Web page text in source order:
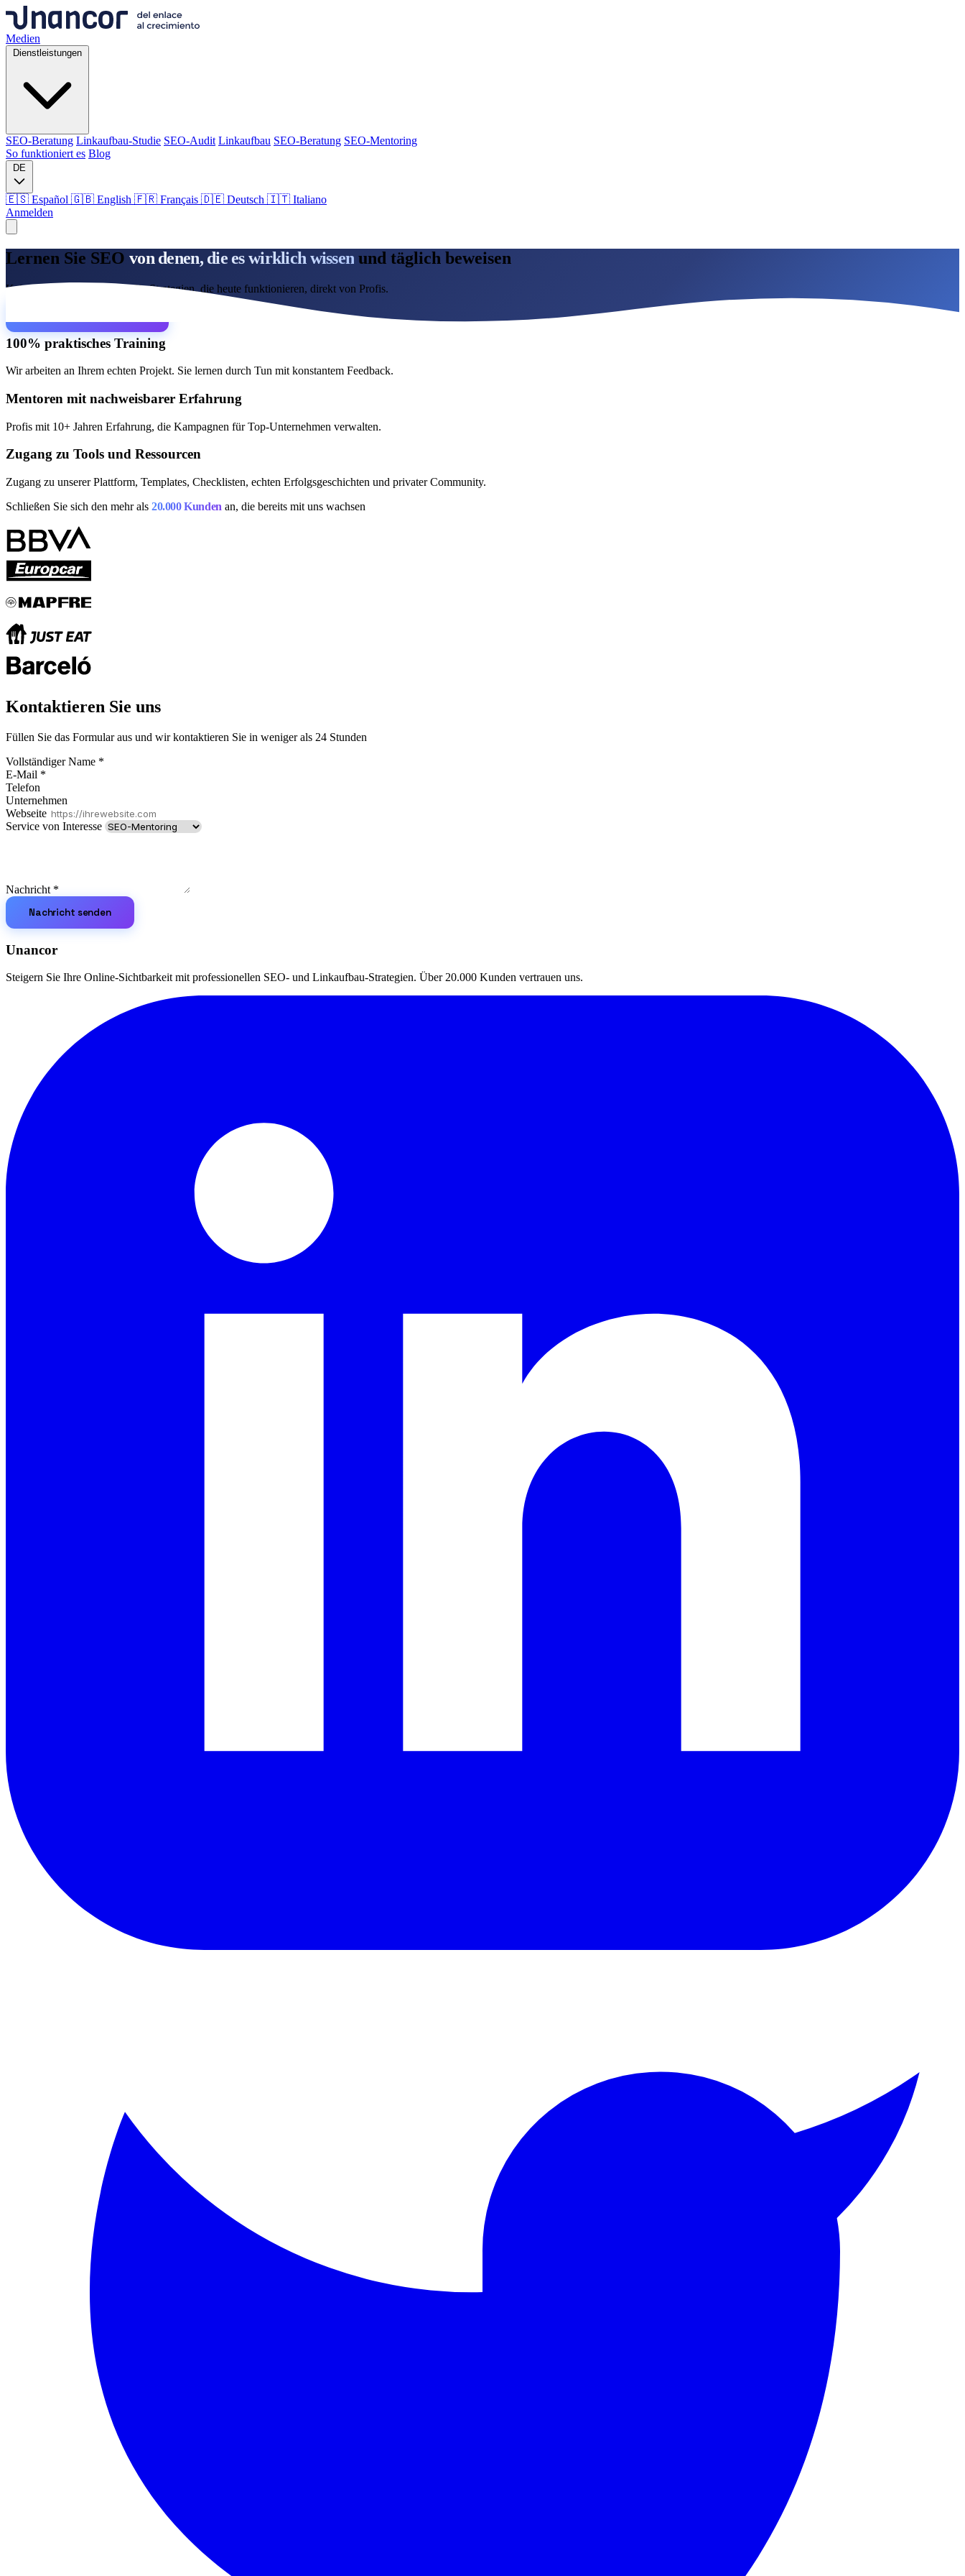
Medien
Dienstleistungen
SEO-Beratung Linkaufbau-Studie SEO-Audit Linkaufbau SEO-Beratung SEO-Mentoring
So funktioniert es Blog
DE
🇪🇸 Español 🇬🇧 English 🇫🇷 Français 🇩🇪 Deutsch 🇮🇹 Italiano
Anmelden
Dienstleistungen
SEO-Beratung Linkaufbau-Studie SEO-Audit
🇪🇸 ES🇬🇧 EN🇫🇷 FR🇩🇪 DE🇮🇹 IT
Anmelden
Lernen Sie SEO von denen, die es wirklich wissen und täglich beweisen
Keine Buchtheorie. Lernen Sie Strategien, die heute funktionieren, direkt von Profis.
100% praktisches Training
Wir arbeiten an Ihrem echten Projekt. Sie lernen durch Tun mit konstantem Feedback.
Mentoren mit nachweisbarer Erfahrung
Profis mit 10+ Jahren Erfahrung, die Kampagnen für Top-Unternehmen verwalten.
Zugang zu Tools und Ressourcen
Zugang zu unserer Plattform, Templates, Checklisten, echten Erfolgsgeschichten und privater Community.
Schließen Sie sich den mehr als 20.000 Kunden an, die bereits mit uns wachsen
Kontaktieren Sie uns
Füllen Sie das Formular aus und wir kontaktieren Sie in weniger als 24 Stunden
Vollständiger Name *
E-Mail *
Telefon
Unternehmen
Webseite
Service von Interesse
Nachricht *
Nachricht senden
Unancor
Steigern Sie Ihre Online-Sichtbarkeit mit professionellen SEO- und Linkaufbau-Strategien. Über 20.000 Kunden vertrauen uns.